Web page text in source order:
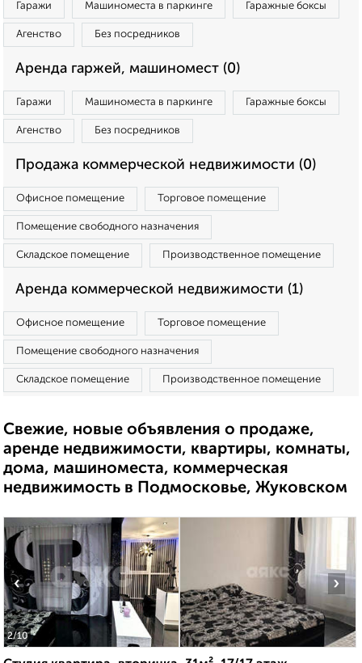
Гаражи Машиноместа в паркинге Гаражные боксы
Агенство Без посредников
Аренда гаржей, машиномест (0)
Гаражи Машиноместа в паркинге Гаражные боксы
Агенство Без посредников
Продажа коммерческой недвижимости (0)
Офисное помещение Торговое помещение
Помещение свободного назначения
Складское помещение Производственное помещение
Аренда коммерческой недвижимости (1)
Офисное помещение Торговое помещение
Помещение свободного назначения
Складское помещение Производственное помещение
Свежие, новые объявления о продаже,
аренде недвижимости, квартиры, комнаты,
дома, машиноместа, коммерческая
недвижимость в Подмосковье, Жуковском
2/10
‹ ›